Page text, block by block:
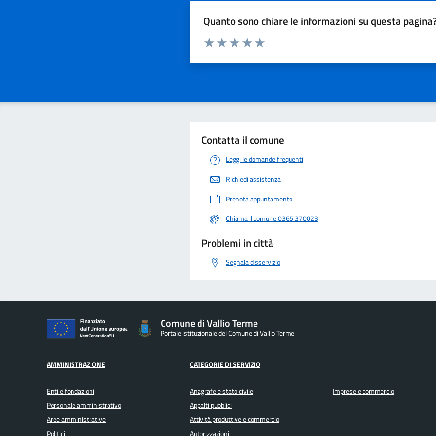
Quanto sono chiare le informazioni su questa
Valuta da 1 a 5 stelle la pagina
Contatta il comune
Leggi le domande frequenti
Richiedi assistenza
Prenota appuntamento
Chiama il comune 0365 370023
Problemi in città
Segnala disservizio
Comune di Vallio Terme
Portale istituzionale del Comune di Vallio Terme
AMMINISTRAZIONE
Enti e fondazioni
Personale amministrativo
Aree amministrative
Politici
CATEGORIE DI SERVIZIO
Anagrafe e stato civile
Appalti pubblici
Attività produttive e commercio
Autorizzazioni
Imprese e commercio